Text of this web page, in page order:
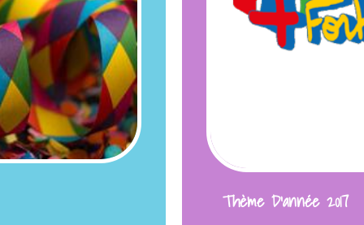
Thème D’année 2017